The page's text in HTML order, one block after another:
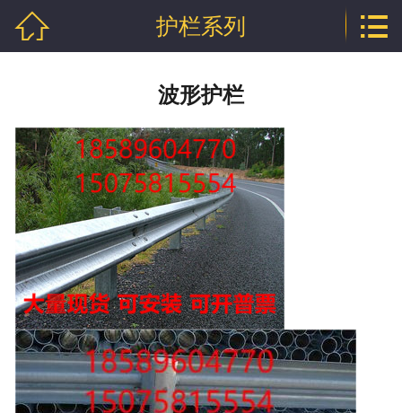
技术文章
企业资质
联系我们
 护栏系列 
波形护栏